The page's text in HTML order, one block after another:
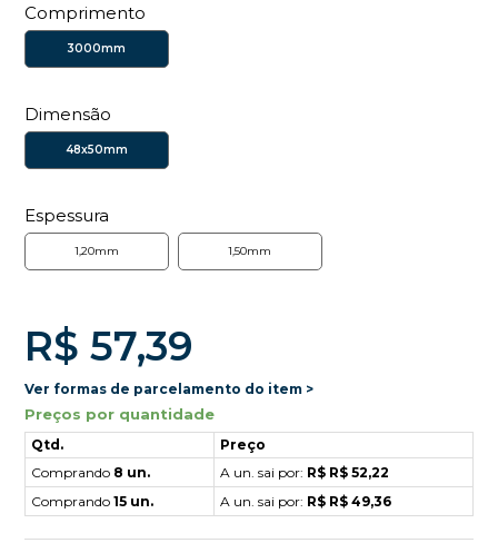
Comprimento
3000mm
Dimensão
48x50mm
Espessura
1,20mm 1,50mm
R$ 57,39
Ver formas de parcelamento do item >
Preços por quantidade
Qtd.
Preço
Comprando 8 un. A un. sai por: R$ R$ 52,22
Comprando 15 un. A un. sai por: R$ R$ 49,36